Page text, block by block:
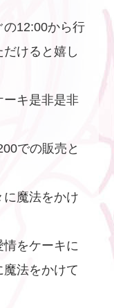
の12:00から行
けると嬉し
ーキ是非是非
での販売と
魔法をかけ
情をケーキに
法をかけて